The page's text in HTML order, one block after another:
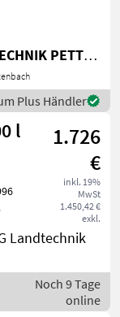
AGRARTECHNIK PETTENBACH GMBH
Plus Händler
l
1.726
€
inkl. 19%
MwSt
1.450,42 €
exkl.
Landtechnik
Noch 9 Tage
online